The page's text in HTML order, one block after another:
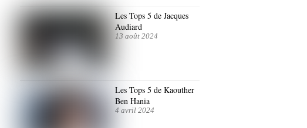
Les Tops 5 de Jacques
Audiard
13 août 2024
Les Tops 5 de Kaouther
Ben Hania
4 avril 2024